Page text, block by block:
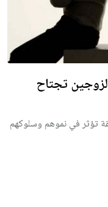
تجتاح
تؤثر في نموهم وسلوكهم